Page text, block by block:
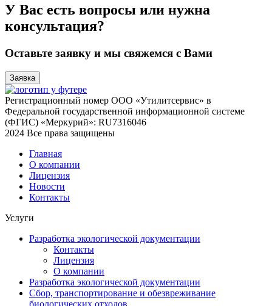
У Вас есть вопросы или нужна
консультация?
Оставьте заявку и мы свяжемся с Вами
Заявка
Регистрационный номер ООО «Утилитсервис» в
Федеральной государственной информационной системе
(ФГИС) «Меркурий»: RU7316046
2024 Все права защищены
Главная
О компании
Лицензия
Новости
Контакты
Услуги
Разработка экологической документации
Контакты
Лицензия
О компании
Разработка экологической документации
Сбор, транспортирование и обезвреживание
биологических отходов